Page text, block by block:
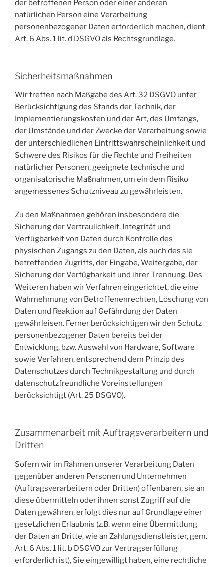
der betroffenen Person oder einer anderen
natürlichen Person eine Verarbeitung
personenbezogener Daten erforderlich machen, dient
Art. 6 Abs. 1 lit. d DSGVO als Rechtsgrundlage.
Sicherheitsmaßnahmen
Wir treffen nach Maßgabe des Art. 32 DSGVO unter
Berücksichtigung des Stands der Technik, der
Implementierungskosten und der Art, des Umfangs,
der Umstände und der Zwecke der Verarbeitung sowie
der unterschiedlichen Eintrittswahrscheinlichkeit und
Schwere des Risikos für die Rechte und Freiheiten
natürlicher Personen, geeignete technische und
organisatorische Maßnahmen, um ein dem Risiko
angemessenes Schutzniveau zu gewährleisten.
Zu den Maßnahmen gehören insbesondere die
Sicherung der Vertraulichkeit, Integrität und
Verfügbarkeit von Daten durch Kontrolle des
physischen Zugangs zu den Daten, als auch des sie
betreffenden Zugriffs, der Eingabe, Weitergabe, der
Sicherung der Verfügbarkeit und ihrer Trennung. Des
Weiteren haben wir Verfahren eingerichtet, die eine
Wahrnehmung von Betroffenenrechten, Löschung von
Daten und Reaktion auf Gefährdung der Daten
gewährleisen. Ferner berücksichtigen wir den Schutz
personenbezogener Daten bereits bei der
Entwicklung, bzw. Auswahl von Hardware, Software
sowie Verfahren, entsprechend dem Prinzip des
Datenschutzes durch Technikgestaltung und durch
datenschutzfreundliche Voreinstellungen
berücksichtigt (Art. 25 DSGVO).
Zusammenarbeit mit Auftragsverarbeitern und
Dritten
Sofern wir im Rahmen unserer Verarbeitung Daten
gegenüber anderen Personen und Unternehmen
(Auftragsverarbeitern oder Dritten) offenbaren, sie an
diese übermitteln oder ihnen sonst Zugriff auf die
Daten gewähren, erfolgt dies nur auf Grundlage einer
gesetzlichen Erlaubnis (z.B. wenn eine Übermittlung
der Daten an Dritte, wie an Zahlungsdienstleister, gem.
Art. 6 Abs. 1 lit. b DSGVO zur Vertragserfüllung
erforderlich ist), Sie eingewilligt haben, eine rechtliche